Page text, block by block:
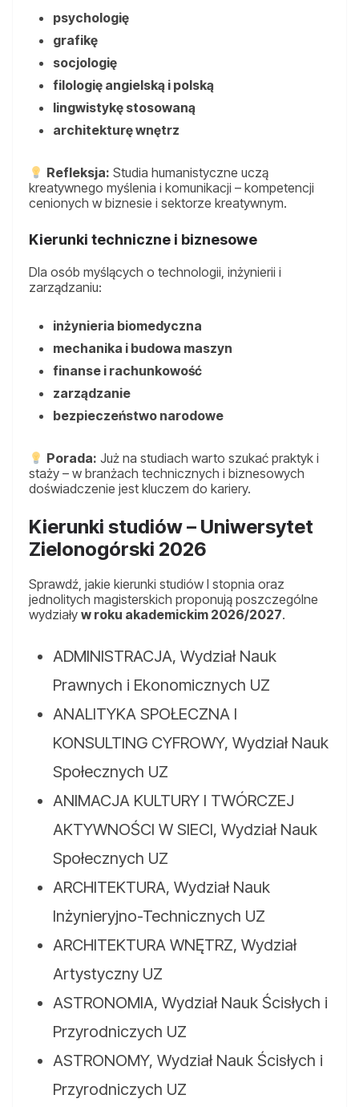
psychologię
grafikę
socjologię
filologię angielską i polską
lingwistykę stosowaną
architekturę wnętrz
Refleksja: Studia humanistyczne uczą
kreatywnego myślenia i komunikacji – kompetencji
cenionych w biznesie i sektorze kreatywnym.
Kierunki techniczne i biznesowe
Dla osób myślących o technologii, inżynierii i
zarządzaniu:
inżynieria biomedyczna
mechanika i budowa maszyn
finanse i rachunkowość
zarządzanie
bezpieczeństwo narodowe
Porada: Już na studiach warto szukać praktyk i
staży – w branżach technicznych i biznesowych
doświadczenie jest kluczem do kariery.
Kierunki studiów – Uniwersytet
Zielonogórski 2026
Sprawdź, jakie kierunki studiów I stopnia oraz
jednolitych magisterskich proponują poszczególne
wydziały w roku akademickim 2026/2027.
ADMINISTRACJA, Wydział Nauk
Prawnych i Ekonomicznych UZ
ANALITYKA SPOŁECZNA I
KONSULTING CYFROWY, Wydział Nauk
Społecznych UZ
ANIMACJA KULTURY I TWÓRCZEJ
AKTYWNOŚCI W SIECI, Wydział Nauk
Społecznych UZ
ARCHITEKTURA, Wydział Nauk
Inżynieryjno-Technicznych UZ
ARCHITEKTURA WNĘTRZ, Wydział
Artystyczny UZ
ASTRONOMIA, Wydział Nauk Ścisłych i
Przyrodniczych UZ
ASTRONOMY, Wydział Nauk Ścisłych i
Przyrodniczych UZ